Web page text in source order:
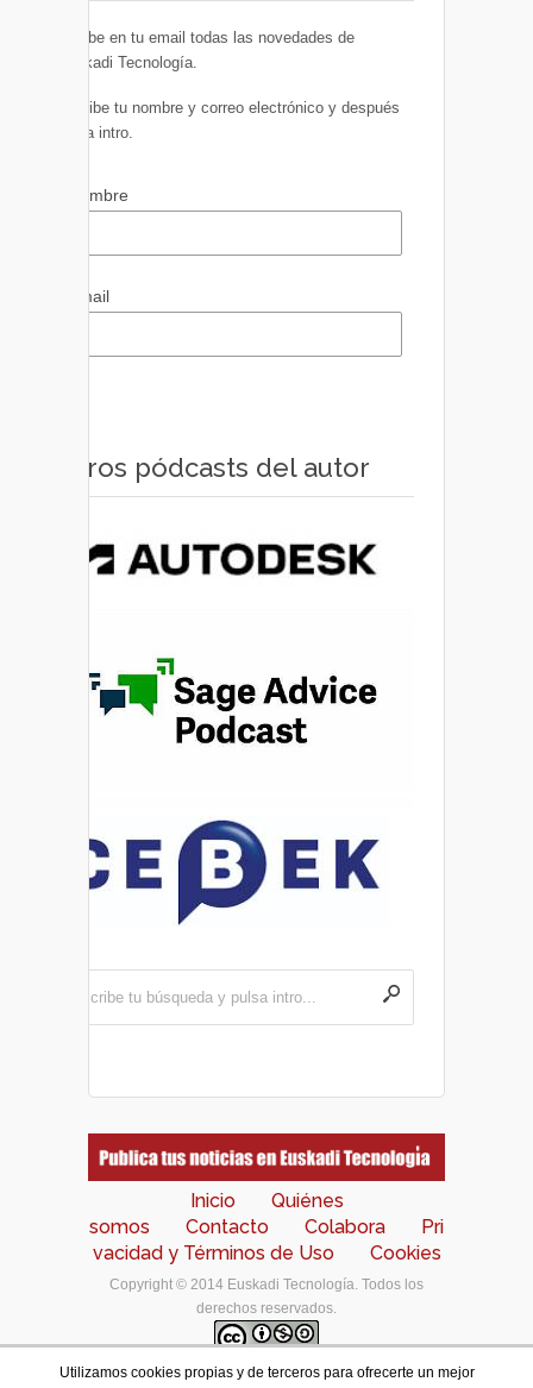
Recibe en tu email todas las novedades de
Euskadi Tecnología.
Escribe tu nombre y correo electrónico y después
pulsa intro.
Nombre
Email
Otros pódcasts del autor
Inicio
Quiénes
somos
Contacto Colabora
Pri
vacidad y Términos de Uso
Cookies
Copyright © 2014 Euskadi Tecnología. Todos los
derechos reservados.
Los contenidos de este portal están bajo unalicencia
Utilizamos cookies propias y de terceros para ofrecerte un mejor